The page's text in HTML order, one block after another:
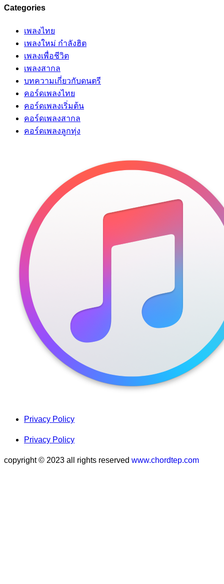
Categories
เพลงไทย
เพลงใหม่ กำลังฮิต
เพลงเพื่อชีวิต
เพลงสากล
บทความเกี่ยวกับดนตรี
คอร์ดเพลงไทย
คอร์ดเพลงเริ่มต้น
คอร์ดเพลงสากล
คอร์ดเพลงลูกทุ่ง
Privacy Policy
Privacy Policy
copyright © 2023 all rights reserved www.chordtep.com